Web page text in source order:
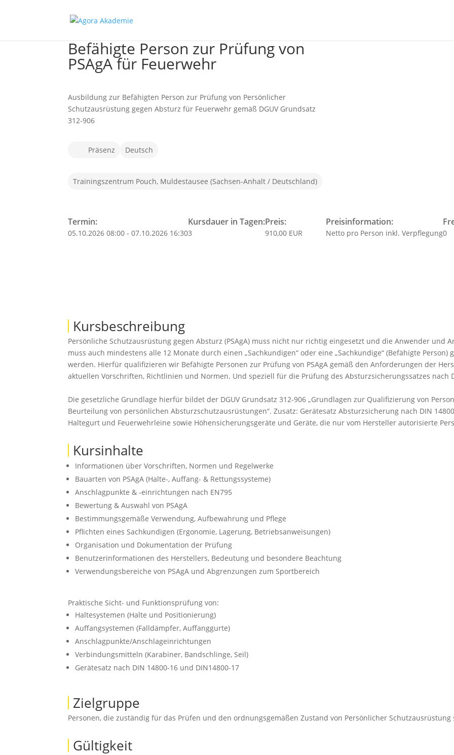
Befähigte Person zur Prüfung von
PSAgA für Feuerwehr
Ausbildung zur Befähigten Person zur Prüfung von Persönlicher
Schutzausrüstung gegen Absturz für Feuerwehr gemäß DGUV Grundsatz
312-906
Präsenz Deutsch
Trainingszentrum Pouch, Muldestausee (Sachsen-Anhalt / Deutschland)
Termin:
05.10.2026 08:00 - 07.10.2026 16:30
Kursdauer in Tagen:
3
Preis:
910,00 EUR
Preisinformation:
Netto pro Person inkl. Verpflegung0
Kursbeschreibung
Persönliche Schutzausrüstung gegen Absturz (PSAgA) muss nicht nur richtig eingesetzt und die Anwender und
muss auch mindestens alle 12 Monate durch einen „Sachkundigen“ oder eine „Sachkundige“ (Befähigte Person)
werden. Hierfür qualifizieren wir Befähigte Personen zur Prüfung von PSAgA gemäß den Anforderungen der
aktuellen Vorschriften, Richtlinien und Normen. Und speziell für die Prüfung des Absturzsicherungssatzes nach
Die gesetzliche Grundlage hierfür bildet der DGUV Grundsatz 312-906 „Grundlagen zur Qualifizierung von
Beurteilung von persönlichen Absturzschutzausrüstungen“. Zusatz: Gerätesatz Absturzsicherung nach DIN
Haltegurt und Feuerwehrleine sowie Höhensicherungsgeräte und Geräte, die nur vom Hersteller autorisierte
Kursinhalte
Informationen über Vorschriften, Normen und Regelwerke
Bauarten von PSAgA (Halte-, Auffang- & Rettungssysteme)
Anschlagpunkte & -einrichtungen nach EN795
Bewertung & Auswahl von PSAgA
Bestimmungsgemäße Verwendung, Aufbewahrung und Pflege
Pflichten eines Sachkundigen (Ergonomie, Lagerung, Betriebsanweisungen)
Organisation und Dokumentation der Prüfung
Benutzerinformationen des Herstellers, Bedeutung und besondere Beachtung
Verwendungsbereiche von PSAgA und Abgrenzungen zum Sportbereich
Praktische Sicht- und Funktionsprüfung von:
Haltesystemen (Halte und Positionierung)
Auffangsystemen (Falldämpfer, Auffanggurte)
Anschlagpunkte/Anschlageinrichtungen
Verbindungsmitteln (Karabiner, Bandschlinge, Seil)
Gerätesatz nach DIN 14800-16 und DIN14800-17
Zielgruppe
Personen, die zuständig für das Prüfen und den ordnungsgemäßen Zustand von Persönlicher
Gültigkeit